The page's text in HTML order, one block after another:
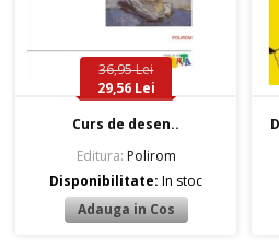
36,95 Lei
29,56 Lei
Curs de desen..
Editura: Polirom
Disponibilitate:In stoc